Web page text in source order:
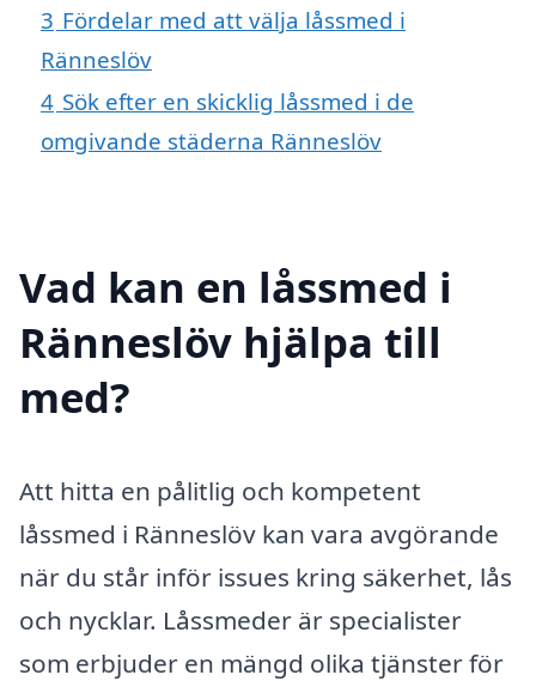
3 Fördelar med att välja låssmed i
Ränneslöv
4 Sök efter en skicklig låssmed i de
omgivande städerna Ränneslöv
Vad kan en låssmed i
Ränneslöv hjälpa till
med?
Att hitta en pålitlig och kompetent
låssmed i Ränneslöv kan vara avgörande
när du står inför issues kring säkerhet, lås
och nycklar. Låssmeder är specialister
som erbjuder en mängd olika tjänster för